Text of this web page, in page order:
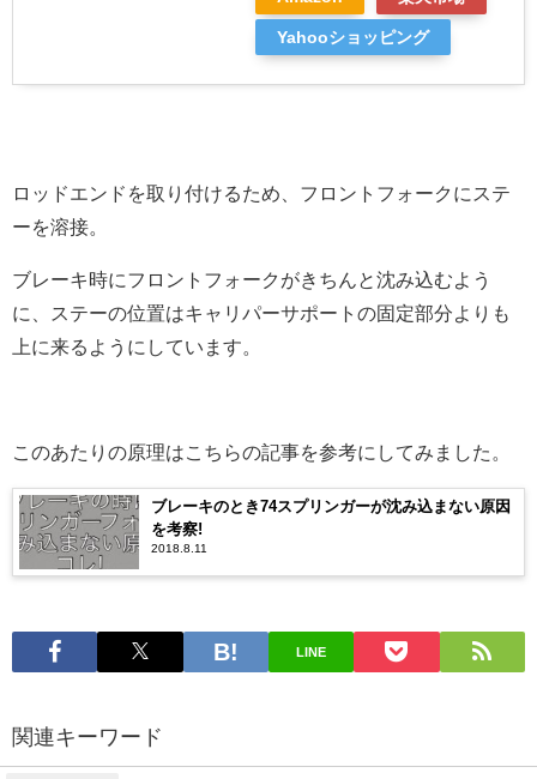
Yahooショッピング
ロッドエンドを取り付けるため、フロントフォークにステ
ーを溶接。
ブレーキ時にフロントフォークがきちんと沈み込むよう
に、ステーの位置はキャリパーサポートの固定部分よりも
上に来るようにしています。
このあたりの原理はこちらの記事を参考にしてみました。
ブレーキのとき74スプリンガーが沈み込まない原因
を考察!
2018.8.11
LINE
関連キーワード